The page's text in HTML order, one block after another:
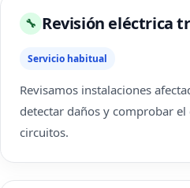
🔧 Revisión eléctrica
Servicio habitual
Revisamos instalaciones
detectar daños y comprobar
circuitos.